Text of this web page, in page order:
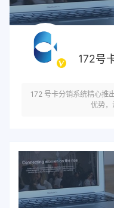
172号
172 号卡分销系统精心推
优势，